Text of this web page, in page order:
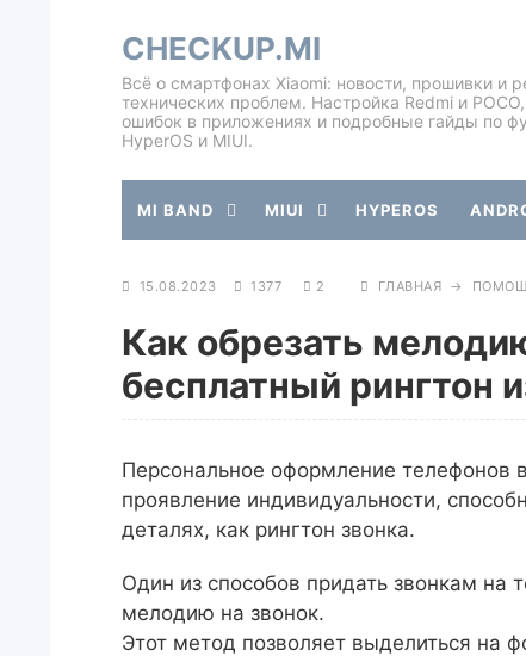
CHECKUP.MI
Всё о смартфонах Xiaomi: новости, прошивки и
технических проблем. Настройка Redmi и
ошибок в приложениях и подробные гайды по
HyperOS и MIUI.
MI BAND MIUI HYPEROS
15.08.2023 1377 2 ГЛАВНАЯ →
Как обрезать
бесплатный рингтон
Персональное оформление телефонов
проявление индивидуальности,
деталях, как рингтон звонка.
Один из способов придать звонкам на
мелодию на звонок.
Этот метод позволяет выделиться на